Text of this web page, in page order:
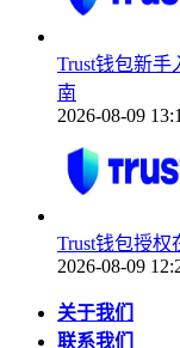
Trust钱包新
南
2026-08-09
Trust钱包授权
2026-08-09
关于我们
联系我们